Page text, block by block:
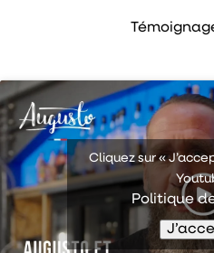
Cliquez sur «
Politique